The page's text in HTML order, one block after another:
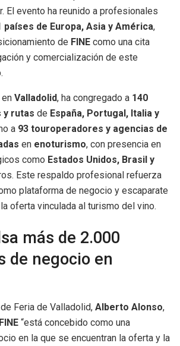
El evento ha reunido a profesionales
países de Europa, Asia y América,
de FINE como una cita
y comercialización de este
Valladolid, ha congregado a 140
y rutas de España, Portugal, Italia y
a 93 touroperadores y agencias de
en enoturismo, con presencia en
como Estados Unidos, Brasil y
Este respaldo profesional refuerza
plataforma de negocio y escaparate
oferta vinculada al turismo del vino.
más de 2.000
de negocio en
Feria de Valladolid, Alberto Alonso,
FINE “está concebido como una
en la que se encuentran la oferta y la